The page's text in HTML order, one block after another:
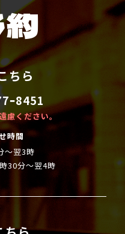
ちら
ｰ8451
慮ください。
時間
～翌3時
30分〜翌4時